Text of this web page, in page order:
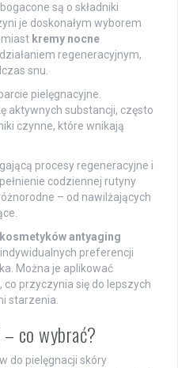
są o składniki
je doskonałym wyborem
kremy nocne
regeneracyjnym,
snu.
pielęgnacyjne.
aktywnych substancji, często
czynne, które wnikają
procesy regeneracyjne i
codziennej rutyny
– od nawilżających
antyaging
preferencji
Można je aplikować
przyczynia się do lepszych
starzenia.
– co wybrać?
do pielęgnacji skóry